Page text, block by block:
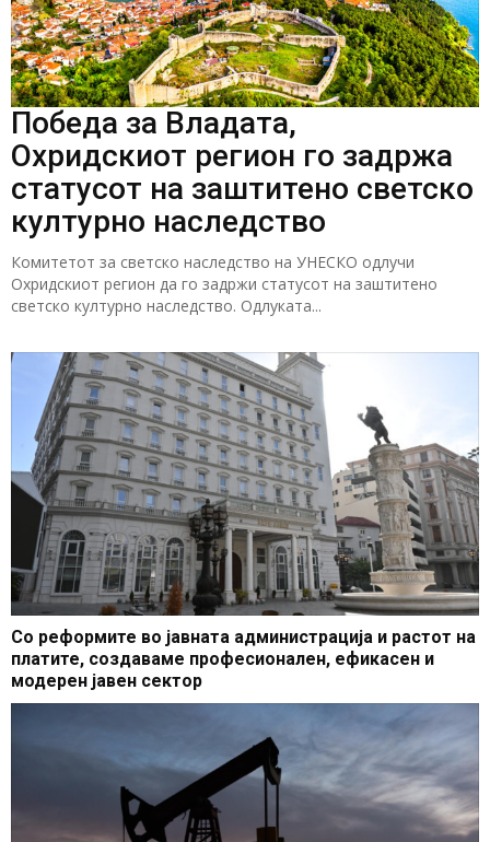
Победа за Владата,
Охридскиот регион го задржа
статусот на заштитено светско
културно наследство
Комитетот за светско наследство на УНЕСКО одлучи
Охридскиот регион да го задржи статусот на заштитено
светско културно наследство. Одлуката...
Со реформите во јавната администрација и растот на
платите, создаваме професионален, ефикасен и
модерен јавен сектор